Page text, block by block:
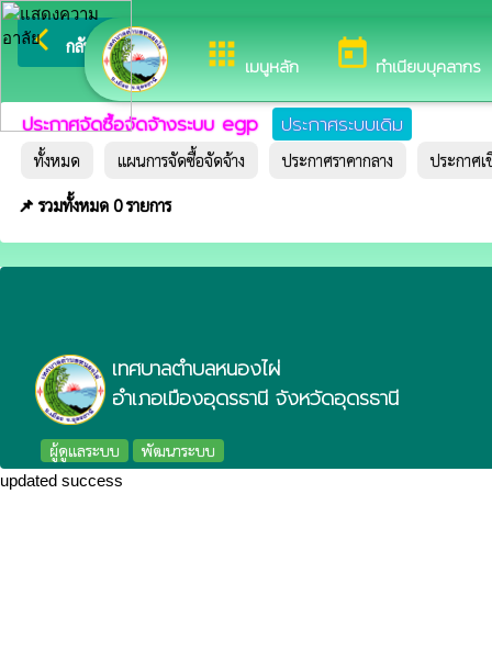
apps เมนูหลัก today ทำเนียบบุคลากร
arrow_back_ios กลับเมนูหลัก
ประกาศจัดซื้อจัดจ้างระบบ egp ประกาศระบบเดิม
ทั้งหมด แผนการจัดซื้อจัดจ้าง ประกาศราคากลาง ประกาศ
📌 รวมทั้งหมด 0 รายการ
เทศบาลตำบลหนองไผ่
อำเภอเมืองอุดรธานี จังหวัดอุดรธานี
ผู้ดูแลระบบ พัฒนาระบบ
updated success